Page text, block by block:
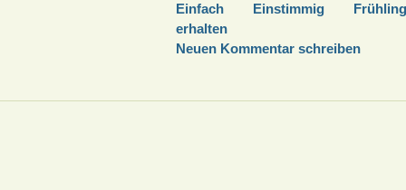
Einfach Einstimmig
Frühling
erhalten
Neuen Kommentar schreiben